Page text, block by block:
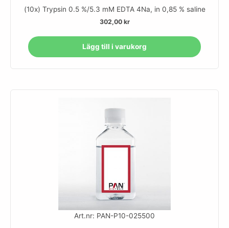
(10x) Trypsin 0.5 %/5.3 mM EDTA 4Na, in 0,85 % saline
302,00 kr
Lägg till i varukorg
Art.nr: PAN-P10-025500